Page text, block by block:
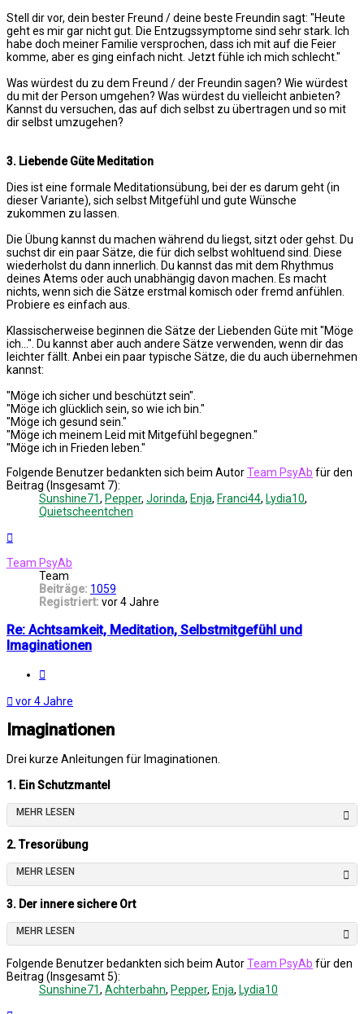
Stell dir vor, dein bester Freund / deine beste Freundin sagt: "Heute
geht es mir gar nicht gut. Die Entzugssymptome sind sehr stark. Ich
habe doch meiner Familie versprochen, dass ich mit auf die Feier
komme, aber es ging einfach nicht. Jetzt fühle ich mich schlecht."
Was würdest du zu dem Freund / der Freundin sagen? Wie würdest
du mit der Person umgehen? Was würdest du vielleicht anbieten?
Kannst du versuchen, das auf dich selbst zu übertragen und so mit
dir selbst umzugehen?
3. Liebende Güte Meditation
Dies ist eine formale Meditationsübung, bei der es darum geht (in
dieser Variante), sich selbst Mitgefühl und gute Wünsche
zukommen zu lassen.
Die Übung kannst du machen während du liegst, sitzt oder gehst. Du
suchst dir ein paar Sätze, die für dich selbst wohltuend sind. Diese
wiederholst du dann innerlich. Du kannst das mit dem Rhythmus
deines Atems oder auch unabhängig davon machen. Es macht
nichts, wenn sich die Sätze erstmal komisch oder fremd anfühlen.
Probiere es einfach aus.
Klassischerweise beginnen die Sätze der Liebenden Güte mit "Möge
ich...". Du kannst aber auch andere Sätze verwenden, wenn dir das
leichter fällt. Anbei ein paar typische Sätze, die du auch übernehmen
kannst:
"Möge ich sicher und beschützt sein".
"Möge ich glücklich sein, so wie ich bin."
"Möge ich gesund sein."
"Möge ich meinem Leid mit Mitgefühl begegnen."
"Möge ich in Frieden leben."
Folgende Benutzer bedankten sich beim AutorTeam PsyAb für den
Beitrag (Insgesamt 7):
Sunshine71, Pepper, Jorinda, Enja, Franci44, Lydia10,
Quietscheentchen
Team PsyAb
Team
Beiträge: 1059
Registriert: vor 4 Jahre
Re: Achtsamkeit, Meditation, Selbstmitgefühl und
Imaginationen
vor 4 Jahre
Imaginationen
Drei kurze Anleitungen für Imaginationen.
1. Ein Schutzmantel
MEHR LESEN
2. Tresorübung
MEHR LESEN
3. Der innere sichere Ort
MEHR LESEN
Folgende Benutzer bedankten sich beim AutorTeam PsyAb für den
Beitrag (Insgesamt 5):
Sunshine71, Achterbahn, Pepper, Enja, Lydia10